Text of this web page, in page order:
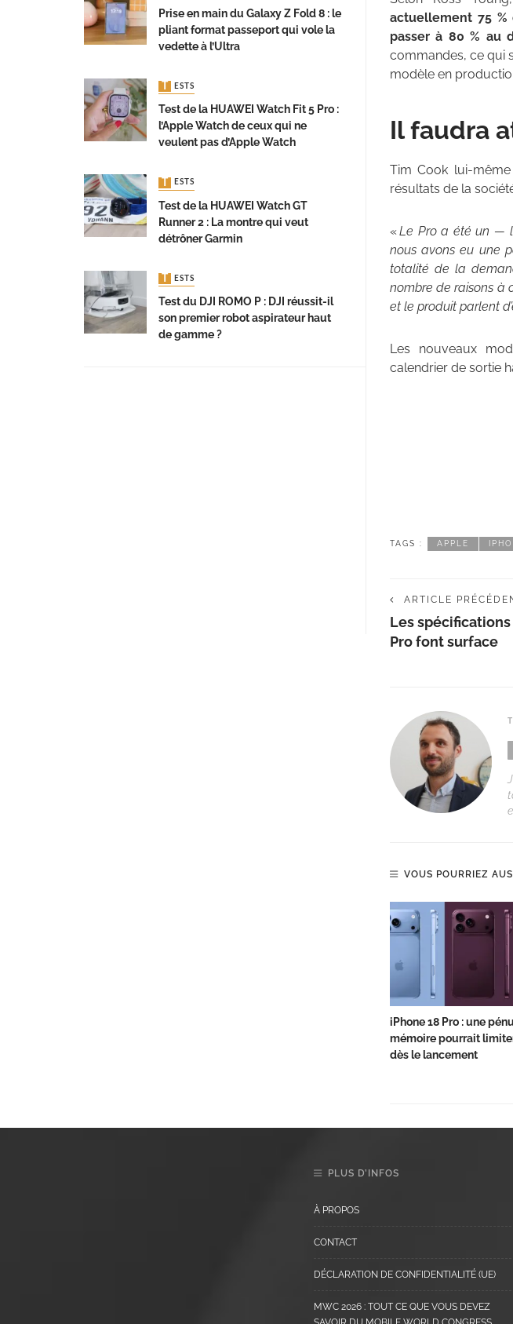
actuellement 75 %
passer à 80 % au
commandes, ce qui
modèle en
Il faudra
Tim Cook lui-
résultats de la
«Le Pro a été un —
nous avons eu une
totalité de la
nombre de raisons à
et le produit parlent
Les nouveaux
calendrier de sortie
TAGS : APPLE
ARTICLE
Les
Pro font surface
VOUS POURRIEZ
iPhone 18 Pro : une
mémoire pourrait
dès le lancement
Prise en main du Galaxy Z Fold 8 : le
pliant format passeport qui vole la
vedette à l’Ultra
TESTS
Test de la HUAWEI Watch Fit 5 Pro :
l’Apple Watch de ceux qui ne
veulent pas d’Apple Watch
TESTS
Test de la HUAWEI Watch GT
Runner 2 : La montre qui veut
détrôner Garmin
TESTS
Test du DJI ROMO P : DJI réussit-il
son premier robot aspirateur haut
de gamme ?
PLUS D’INFOS
À PROPOS
CONTACT
DÉCLARATION DE CONFIDENTIALITÉ (UE)
MWC 2026 : TOUT CE QUE VOUS DEVEZ